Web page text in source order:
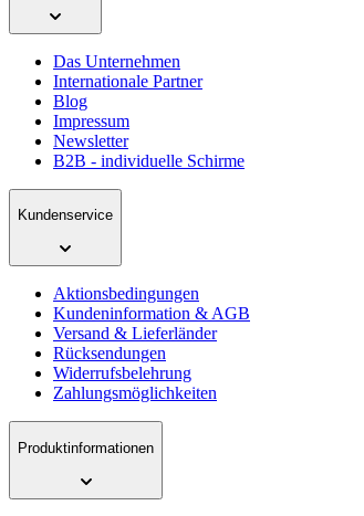
Das Unternehmen
Internationale Partner
Blog
Impressum
Newsletter
B2B - individuelle Schirme
Kundenservice
Aktionsbedingungen
Kundeninformation & AGB
Versand & Lieferländer
Rücksendungen
Widerrufsbelehrung
Zahlungsmöglichkeiten
Produktinformationen